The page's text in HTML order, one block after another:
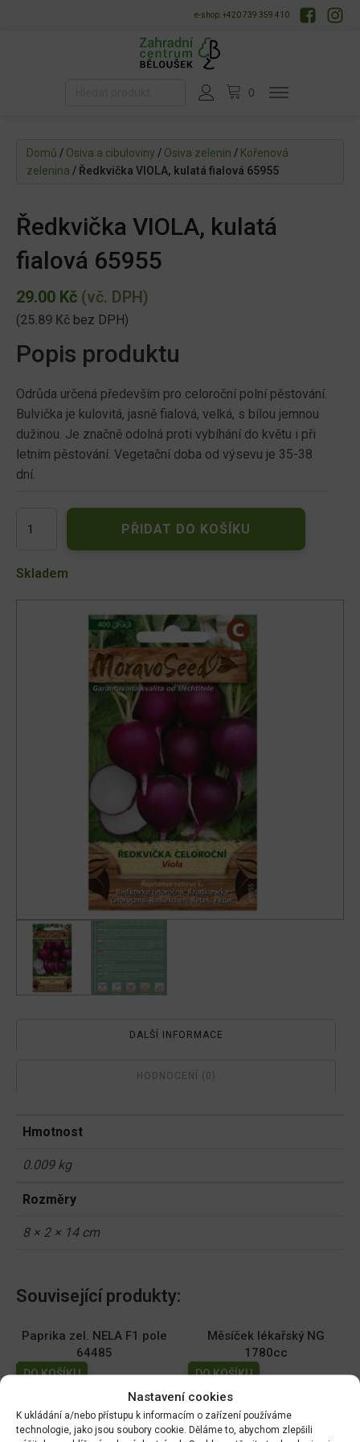
Nastavení cookies
K ukládání a/nebo přístupu k informacím o zařízení používáme
technologie, jako jsou soubory cookie. Děláme to, abychom zlepšili
e-shop: +420 739 359 410
Domů / Osiva a cibuloviny / Osiva zelenin / Kořenová
zelenina / Ředkvička VIOLA, kulatá fialová 65955
Ředkvička VIOLA, kulatá
fialová 65955
29.00 Kč (vč. DPH)
(25.89 Kč bez DPH)
Popis produktu
Odrůda určená především pro celoroční polní pěstování.
Bulvička je kulovitá, jasně fialová, velká, s bílou jemnou
dužinou. Je značně odolná proti vybíhání do květu i při
letním pěstování. Vegetační doba od výsevu je 35-38
dní.
VIOLA,
fialová
PŘIDAT DO KOŠÍKU
Skladem
DALŠÍ INFORMACE
HODNOCENÍ (0)
Hmotnost
0.009 kg
Rozměry
8 × 2 × 14 cm
Související produkty:
Paprika zel. NELA F1 pole
64485
DO KOŠÍKU
Měsíček lékařský NG
1780cc
DO KOŠÍKU
19.00Kč
Dobrá semena - Kiwano -
Dobrá semena - Sója